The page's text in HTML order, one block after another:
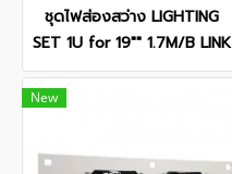
ชุดไฟส่องสว่าง LIGHTING
SET 1U for 19"" 1.7M/B LINK
New